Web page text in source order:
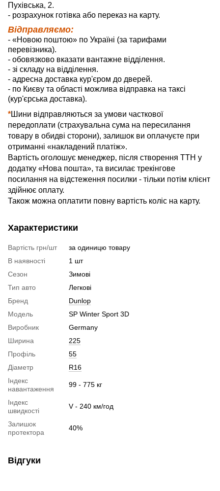
Пухівська, 2.
- розрахунок готівка або переказ на карту.
Відправляємо:
- «Новою поштою» по Україні (за тарифами
перевізника).
- обовязково вказати вантажне відділення.
- зі складу на відділення.
- адресна доставка кур'єром до дверей.
- по Києву та області можлива відправка на таксі
(кур'єрська доставка).
*Шини відправляються за умови часткової
передоплати (страхувальна сума на пересилання
товару в обидві сторони), залишок ви оплачуєте при
отриманні «накладений платіж».
Вартість оголошує менеджер, після створення ТТН у
додатку «Нова пошта», та висилає трекінгове
посилання на відстеження посилки - тільки потім клієнт
здійнює оплату.
Також можна оплатити повну вартість коліс на карту.
Характеристики
Вартість грн/шт
за одиницю товару
В наявності
1 шт
Сезон
Зимові
Тип авто
Легкові
Бренд
Dunlop
Модель
SP Winter Sport 3D
Виробник
Germany
Ширина
225
Профіль
55
Діаметр
R16
Індекс
навантаження
99 - 775 кг
Індекс
швидкості
V - 240 км/год
Залишок
протектора
40%
Відгуки